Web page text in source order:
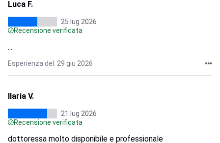
Luca F.
25 lug 2026
Recensione verificata
...
Esperienza del: 29 giu 2026
Ilaria V.
21 lug 2026
Recensione verificata
dottoressa molto disponibile e professionale